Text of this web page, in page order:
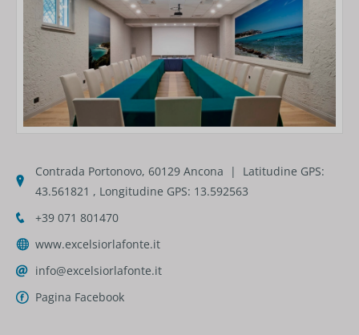
Contrada Portonovo, 60129 Ancona | Latitudine GPS:
43.561821 , Longitudine GPS: 13.592563
+39 071 801470
www.excelsiorlafonte.it
info@excelsiorlafonte.it
Pagina Facebook